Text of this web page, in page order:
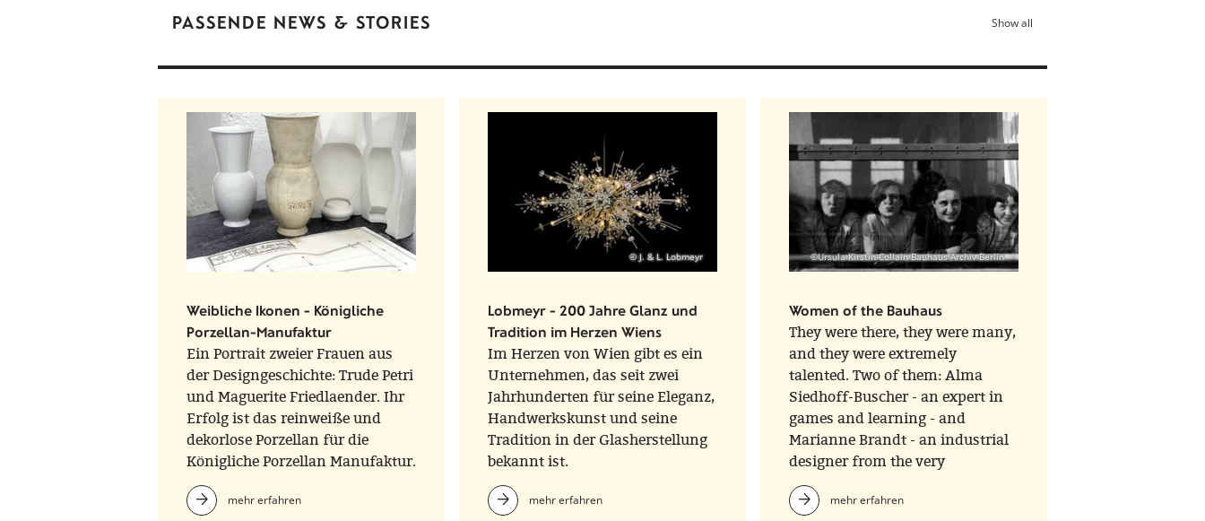
PASSENDE NEWS & STORIES Show all
Weibliche Ikonen - Königliche
Porzellan-Manufaktur
Ein Portrait zweier Frauen aus
der Designgeschichte: Trude Petri
und Maguerite Friedlaender. Ihr
Erfolg ist das reinweiße und
dekorlose Porzellan für die
Königliche Porzellan Manufaktur.
Parallel zu Friedländers
ikonischer Vaseserie HALLE,
mehr erfahren
© J. & L. Lobmeyr
Lobmeyr - 200 Jahre Glanz und
Tradition im Herzen Wiens
Im Herzen von Wien gibt es ein
Unternehmen, das seit zwei
Jahrhunderten für seine Eleganz,
Handwerkskunst und seine
Tradition in der Glasherstellung
bekannt ist.
mehr erfahren
©Ursula Kirstin-Collain Bauhaus Archiv Berlin
Women of the Bauhaus
They were there, they were many,
and they were extremely
talented. Two of them: Alma
Siedhoff-Buscher - an expert in
games and learning - and
Marianne Brandt - an industrial
designer from the very
beginning.
mehr erfahren